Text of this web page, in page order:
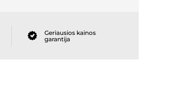
Geriausios kainos
garantija